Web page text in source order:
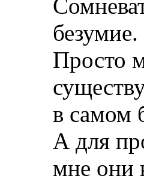
безумие.
Просто
в самом
А для
мне они